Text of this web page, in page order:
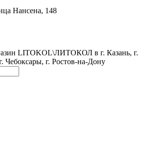
Нансена, 148
LITOKOL\ЛИТОКОЛ в г. Казань, г.
Чебоксары, г. Ростов-на-Дону